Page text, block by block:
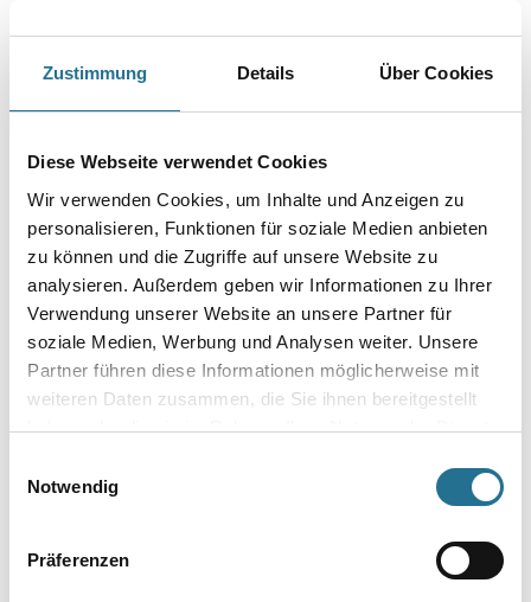
Zustimmung Details Über Cookies
Diese Webseite verwendet Cookies
Wir verwenden Cookies, um Inhalte und Anzeigen zu
personalisieren, Funktionen für soziale Medien anbieten
zu können und die Zugriffe auf unsere Website zu
analysieren. Außerdem geben wir Informationen zu Ihrer
Verwendung unserer Website an unsere Partner für
soziale Medien, Werbung und Analysen weiter. Unsere
Partner führen diese Informationen möglicherweise mit
weiteren Daten zusammen, die Sie ihnen bereitgestellt
haben oder die sie im Rahmen Ihrer Nutzung der Dienste
Notwendig
Präferenzen
Fassaden- und Fußbodenflächen.
Umrechnungsfaktoren